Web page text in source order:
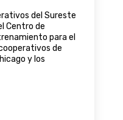
del Sureste
Centro de
para el
de
y los